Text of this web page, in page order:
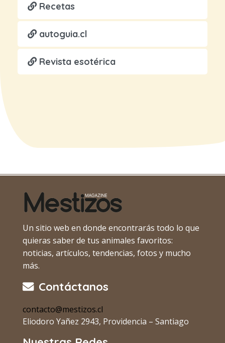
Recetas
autoguia.cl
Revista esotérica
Un sitio web en donde encontrarás todo lo que
quieras saber de tus animales favoritos:
noticias, artículos, tendencias, fotos y mucho
más.
Contáctanos
contacto@mestizos.cl
Eliodoro Yañez 2943, Providencia – Santiago